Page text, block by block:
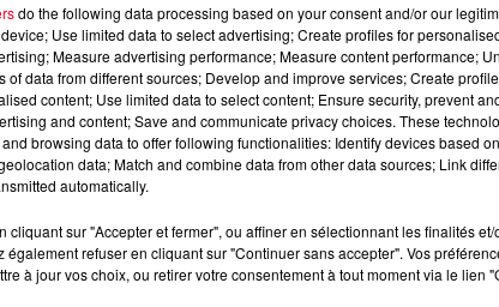
avril 2025
, 📱 et sur l’Application FG (IOShttps://urlz.fr/hhZx
do the following data processing based on your consent and/or our
Use limited data to select advertising; Create profiles for
Measure advertising performance; Measure content performance;
of data from different sources; Develop and improve services; Create
content; Use limited data to select content; Ensure security, prevent
and content; Save and communicate privacy choices. These
browsing data to offer following functionalities: Identify devices based
data; Match and combine data from other data sources; Link
automatically.
cliquant sur "Accepter et fermer", ou affiner en sélectionnant les finalités
également refuser en cliquant sur "Continuer sans accepter". Vos
à jour vos choix, ou retirer votre consentement à tout moment via le lien